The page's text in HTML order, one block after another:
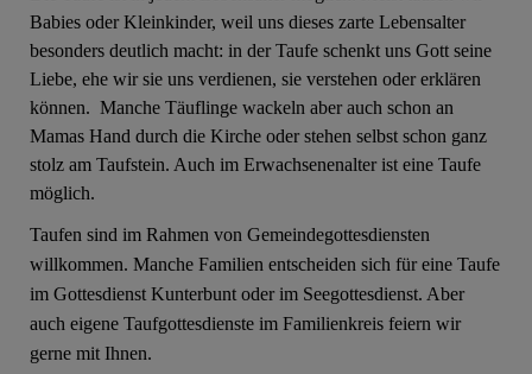
Babies oder Kleinkinder, weil uns dieses zarte Lebensalter
besonders deutlich macht: in der Taufe schenkt uns Gott seine
Liebe, ehe wir sie uns verdienen, sie verstehen oder erklären
können. Manche Täuflinge wackeln aber auch schon an
Mamas Hand durch die Kirche oder stehen selbst schon ganz
stolz am Taufstein. Auch im Erwachsenenalter ist eine Taufe
möglich.
Taufen sind im Rahmen von Gemeindegottesdiensten
willkommen. Manche Familien entscheiden sich für eine Taufe
im Gottesdienst Kunterbunt oder im Seegottesdienst. Aber
auch eigene Taufgottesdienste im Familienkreis feiern wir
gerne mit Ihnen.